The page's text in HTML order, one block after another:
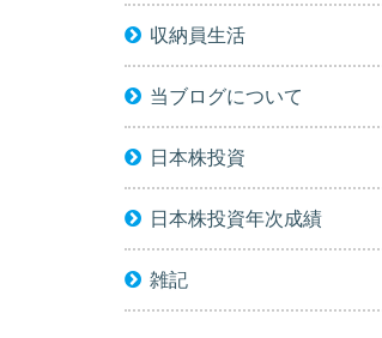
収納員生活
当ブログについて
日本株投資
日本株投資年次成績
雑記